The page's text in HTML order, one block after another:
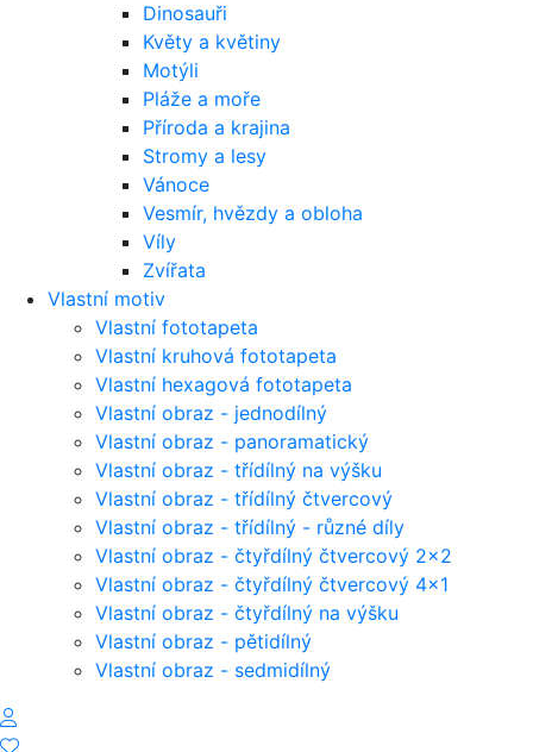
Dinosauři
Květy a květiny
Motýli
Pláže a moře
Příroda a krajina
Stromy a lesy
Vánoce
Vesmír, hvězdy a obloha
Víly
Zvířata
Vlastní motiv
Vlastní fototapeta
Vlastní kruhová fototapeta
Vlastní hexagová fototapeta
Vlastní obraz - jednodílný
Vlastní obraz - panoramatický
Vlastní obraz - třídílný na výšku
Vlastní obraz - třídílný čtvercový
Vlastní obraz - třídílný - různé díly
Vlastní obraz - čtyřdílný čtvercový 2x2
Vlastní obraz - čtyřdílný čtvercový 4x1
Vlastní obraz - čtyřdílný na výšku
Vlastní obraz - pětidílný
Vlastní obraz - sedmidílný